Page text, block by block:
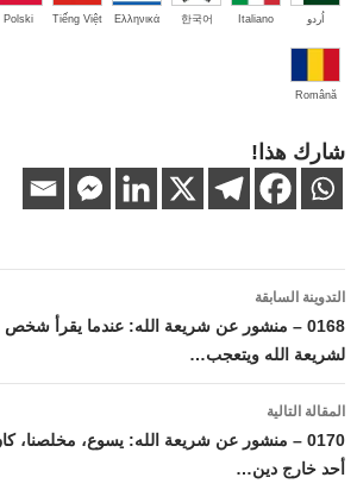
اُردو Italiano
한국어
Ελληνικά
Tiếng Việt
Polski
Română
شارك هذا!
تصفّح
المقالات
التدوينة السابقة
0168 – منشور عن شريعة الله: عندما يقرأ
لشريعة الله ويتعجب…
المقالة التالية
0170 – منشور عن شريعة الله: يسوع، مخلصنا،
أحد خارج دين…